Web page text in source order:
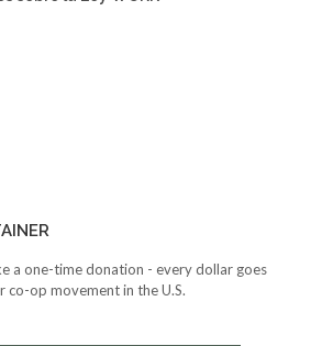
a one-time donation - every dollar goes
co-op movement in the U.S.